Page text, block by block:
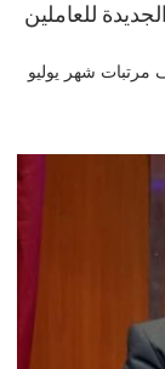
للعاملين
شهر يوليو